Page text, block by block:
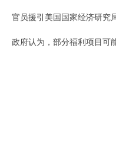
官员援引美国国家经济研究
政府认为，部分福利项目可